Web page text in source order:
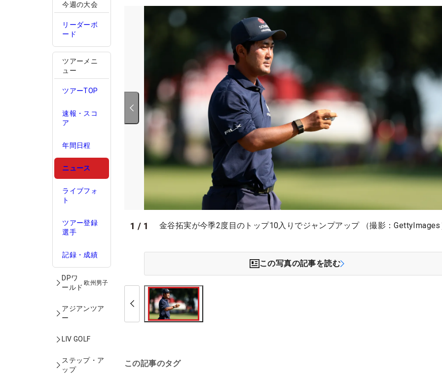
今週の大会
リーダーボ
ード
ツアーメニ
ュー
ツアーTOP
速報・スコ
ア
年間日程
ニュース
ライブフォ
ト
ツアー登録
選手
記録・成績
DPワ
ールド
欧州男子
アジアンツア
ー
LIV GOLF
ステップ・ア
ップ
1 / 1 金谷拓実が今季2度目のトップ10入りでジャンプアップ （撮影：GettyImages
この写真の記事を読む
この記事のタグ